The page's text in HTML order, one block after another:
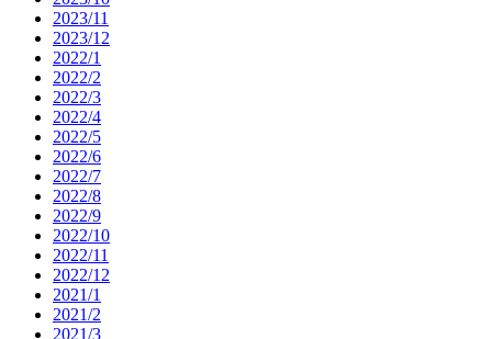
2023/11
2023/12
2022/1
2022/2
2022/3
2022/4
2022/5
2022/6
2022/7
2022/8
2022/9
2022/10
2022/11
2022/12
2021/1
2021/2
2021/3